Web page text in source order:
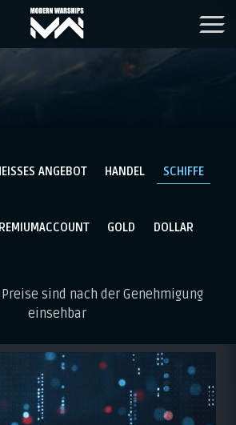
ANGEBOT HANDEL SCHIFFE
GOLD DOLLAR
sind nach der Genehmigung
einsehbar